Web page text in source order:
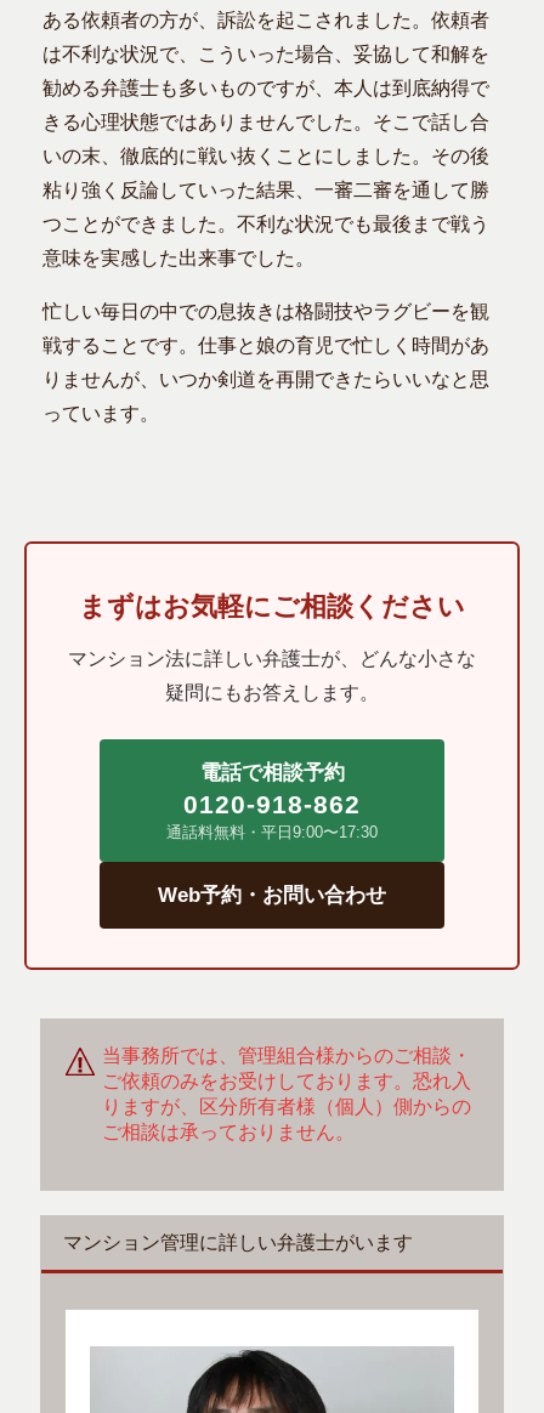
ある依頼者の方が、訴訟を起こされました。依頼者
は不利な状況で、こういった場合、妥協して和解を
勧める弁護士も多いものですが、本人は到底納得で
きる心理状態ではありませんでした。そこで話し合
いの末、徹底的に戦い抜くことにしました。その後
粘り強く反論していった結果、一審二審を通して勝
つことができました。不利な状況でも最後まで戦う
意味を実感した出来事でした。
忙しい毎日の中での息抜きは格闘技やラグビーを観
戦することです。仕事と娘の育児で忙しく時間があ
りませんが、いつか剣道を再開できたらいいなと思
っています。
まずはお気軽にご相談ください
マンション法に詳しい弁護士が、どんな小さな
疑問にもお答えします。
電話で相談予約
0120-918-862
通話料無料・平日9:00〜17:30
Web予約・お問い合わせ
当事務所では、管理組合様からのご相談・
ご依頼のみをお受けしております。恐れ入
りますが、区分所有者様（個人）側からの
ご相談は承っておりません。
マンション管理に詳しい弁護士がいます